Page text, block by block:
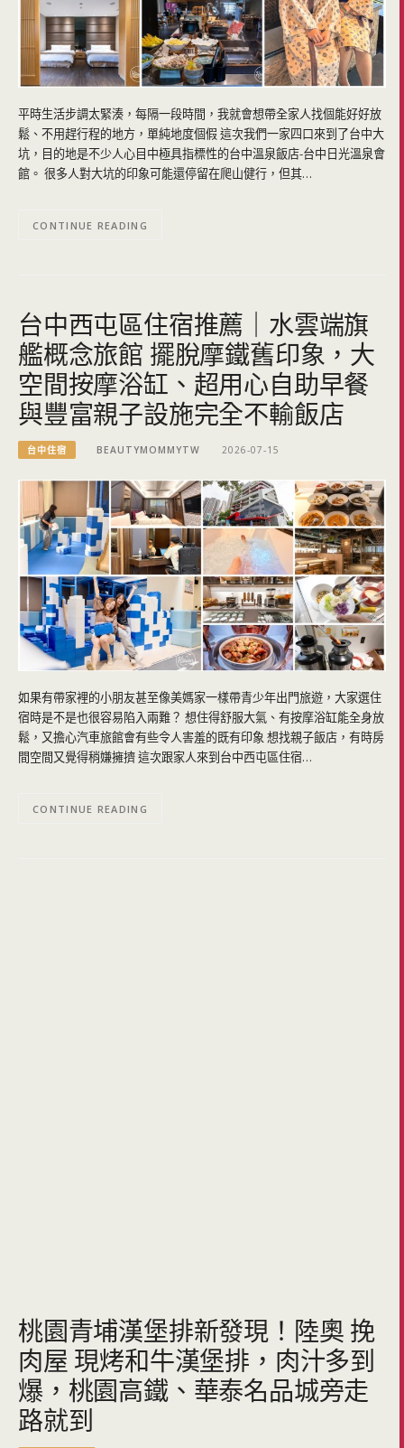
平時生活步調太緊湊，每隔一段時間，我就會想帶全家人找個能好好放
鬆、不用趕行程的地方，單純地度個假 這次我們一家四口來到了台中大
坑，目的地是不少人心目中極具指標性的台中溫泉飯店-台中日光溫泉會
館。 很多人對大坑的印象可能還停留在爬山健行，但其…
CONTINUE READING
台中西屯區住宿推薦｜水雲端旗
艦概念旅館 擺脫摩鐵舊印象，大
空間按摩浴缸、超用心自助早餐
與豐富親子設施完全不輸飯店
台中住宿 BEAUTYMOMMYTW 2026-07-15
如果有帶家裡的小朋友甚至像美媽家一樣帶青少年出門旅遊，大家選住
宿時是不是也很容易陷入兩難？ 想住得舒服大氣、有按摩浴缸能全身放
鬆，又擔心汽車旅館會有些令人害羞的既有印象 想找親子飯店，有時房
間空間又覺得稍嫌擁擠 這次跟家人來到台中西屯區住宿…
CONTINUE READING
桃園青埔漢堡排新發現！陸奧 挽
肉屋 現烤和牛漢堡排，肉汁多到
爆，桃園高鐵、華泰名品城旁走
路就到